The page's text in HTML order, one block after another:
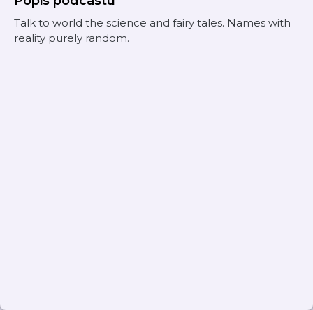
Talk to world the science and fairy tales. Names with
reality purely random.